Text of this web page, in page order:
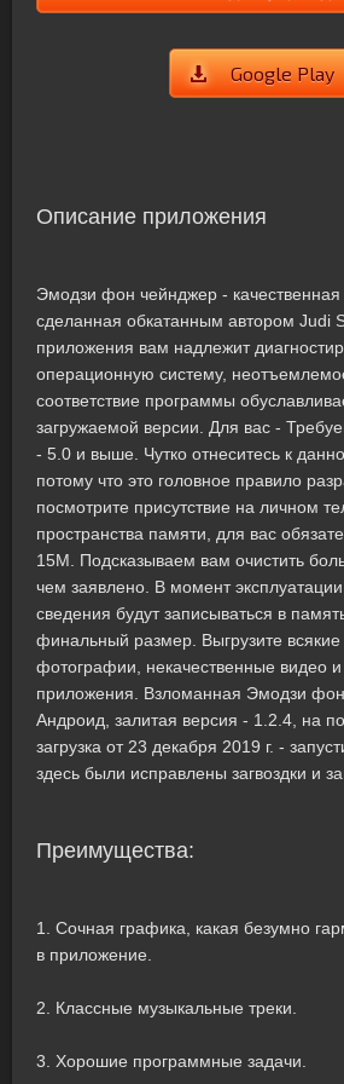
Google Play
Описание приложения
Эмодзи фон чейнджер - качественная
сделанная обкатанным автором Judi
приложения вам надлежит
операционную систему,
соответствие программы
загружаемой версии. Для вас -
- 5.0 и выше. Чутко отнеситесь к
потому что это головное правило
посмотрите присутствие на личном
пространства памяти, для вас
15M. Подсказываем вам очистить
чем заявлено. В момент
сведения будут записываться в
финальный размер. Выгрузите
фотографии, некачественные видео
приложения. Взломанная Эмодзи
Андроид, залитая версия - 1.2.4, на
загрузка от 23 декабря 2019 г. -
здесь были исправлены загвоздки и
Преимущества:
1. Сочная графика, какая безумно
в приложение.
2. Классные музыкальные треки.
3. Хорошие программные задачи.